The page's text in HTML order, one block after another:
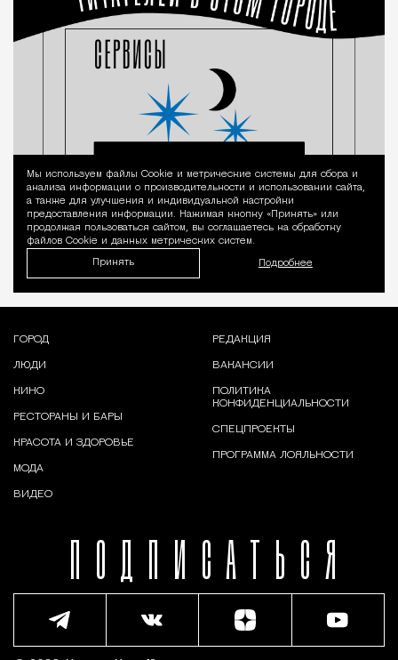
Уведомление
Мы используем файлы Сookie и метрические системы для сбора и
анализа информации о производительности и использовании сайта,
а также для улучшения и индивидуальной настройки
предоставления информации. Нажимая кнопку «Принять» или
продолжая пользоваться сайтом, вы соглашаетесь на обработку
файлов Cookie и данных метрических систем.
Принять Подробнее
ПОДПИСАТЬСЯ
ГОРОД
ЛЮДИ
КИНО
РЕСТОРАНЫ И БАРЫ
КРАСОТА И ЗДОРОВЬЕ
МОДА
ВИДЕО
РЕДАКЦИЯ
ВАКАНСИИ
ПОЛИТИКА
КОНФИДЕНЦИАЛЬНОСТИ
СПЕЦПРОЕКТЫ
ПРОГРАММА ЛОЯЛЬНОСТИ